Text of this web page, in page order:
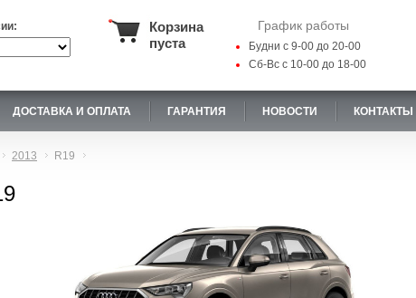
Корзина
пуста
График работы
Будни с 9-00 до 20-00
Сб-Вс с 10-00 до 18-00
ДОСТАВКА И ОПЛАТА ГАРАНТИЯ НОВОСТИ КОНТАКТЫ
2013 R19